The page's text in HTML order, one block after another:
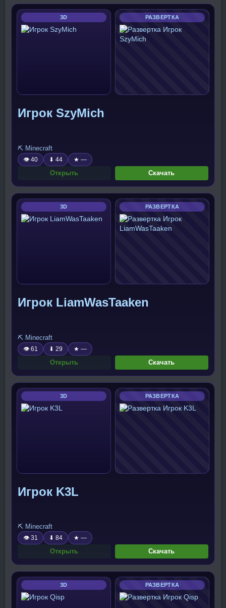
3D РАЗВЕРТКА
Игрок SzyMich
⛏️ Minecraft
👁 40 ⬇ 44 ★ —
Открыть Скачать
3D РАЗВЕРТКА
Игрок LiamWasTaaken
⛏️ Minecraft
👁 61 ⬇ 29 ★ —
Открыть Скачать
3D РАЗВЕРТКА
Игрок K3L
⛏️ Minecraft
👁 31 ⬇ 84 ★ —
Открыть Скачать
3D РАЗВЕРТКА